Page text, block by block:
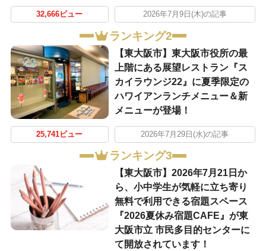
32,666ビュー 2026年7月9日(木)の記事
ランキング2
【東大阪市】東大阪市役所の最
上階にある展望レストラン『ス
カイラウンジ22』に夏季限定の
ハワイアンランチメニュー＆新
メニューが登場！
25,741ビュー 2026年7月29日(水)の記事
ランキング3
【東大阪市】2026年7月21日か
ら、小中学生が気軽に立ち寄り
無料で利用できる宿題スペース
『2026夏休み宿題CAFE』が東
大阪市立 市民多目的センターに
て開放されています！